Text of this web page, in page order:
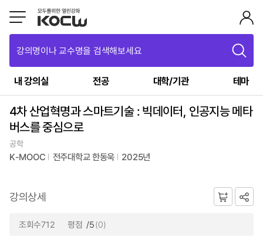
강의명이나 교수명을 검색해보세요
내 강의실 전공 대학/기관 테마
4차 산업혁명과 스마트기술 : 빅데이터, 인공지능 메타
버스를 중심으로
공학
K-MOOC 전주대학교 한동욱 2025년
강의상세
조회수712 평점 /5(0)